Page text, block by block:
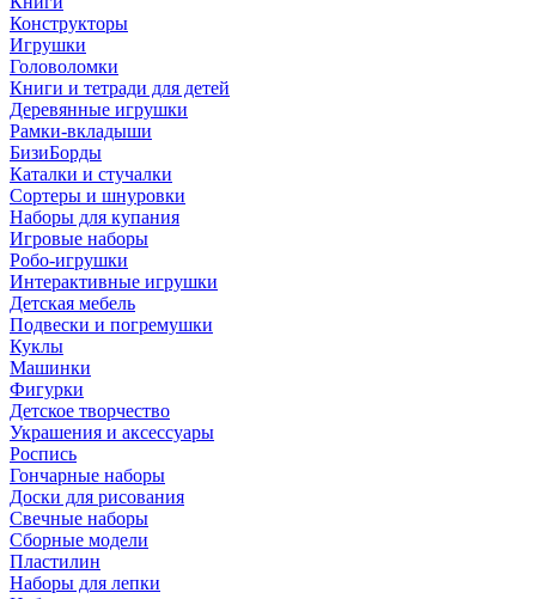
Конструкторы
Игрушки
Головоломки
Книги и тетради для детей
Деревянные игрушки
Рамки-вкладыши
БизиБорды
Каталки и стучалки
Сортеры и шнуровки
Наборы для купания
Игровые наборы
Робо-игрушки
Интерактивные игрушки
Детская мебель
Подвески и погремушки
Куклы
Машинки
Фигурки
Детское творчество
Украшения и аксессуары
Роспись
Гончарные наборы
Доски для рисования
Свечные наборы
Сборные модели
Пластилин
Наборы для лепки